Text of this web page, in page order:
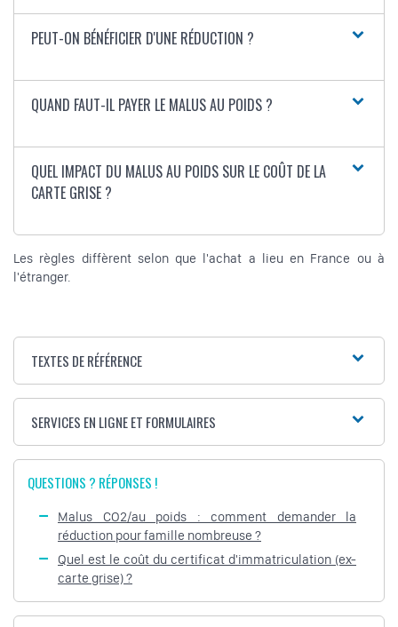
PEUT-ON BÉNÉFICIER D'UNE RÉDUCTION ?
QUAND FAUT-IL PAYER LE MALUS AU POIDS ?
QUEL IMPACT DU MALUS AU POIDS SUR LE COÛT DE LA
CARTE GRISE ?
Les règles diffèrent selon que l'achat a lieu en France ou à
l'étranger.
TEXTES DE RÉFÉRENCE
SERVICES EN LIGNE ET FORMULAIRES
QUESTIONS ? RÉPONSES !
Malus CO2/au poids : comment demander la
réduction pour famille nombreuse ?
Quel est le coût du certificat d'immatriculation (ex-
carte grise) ?